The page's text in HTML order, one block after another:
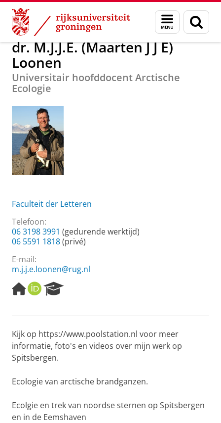
Skip
Content
Skip
Navigation
Menu
en
zoeken
Over ons dr. M.J.J.E. (Maarten J J E) Loonen
dr. M.J.J.E. (Maarten J J E)
Loonen
Universitair hoofddocent Arctische
Ecologie
Faculteit der Letteren
Telefoon:
06 3198 3991 (gedurende werktijd)
06 5591 1818(privé)
E-mail:
m.j.j.e.loonen@rug.nl
H
o
e
a
g
e
O
R
I
e
r
c
r
a
l
Kijk op https://www.poolstation.nl voor meer
informatie, foto's en videos over mijn werk op
Spitsbergen.
Ecologie van arctische brandganzen.
Ecolgie en trek van noordse sternen op Spitsbergen
en in de Eemshaven